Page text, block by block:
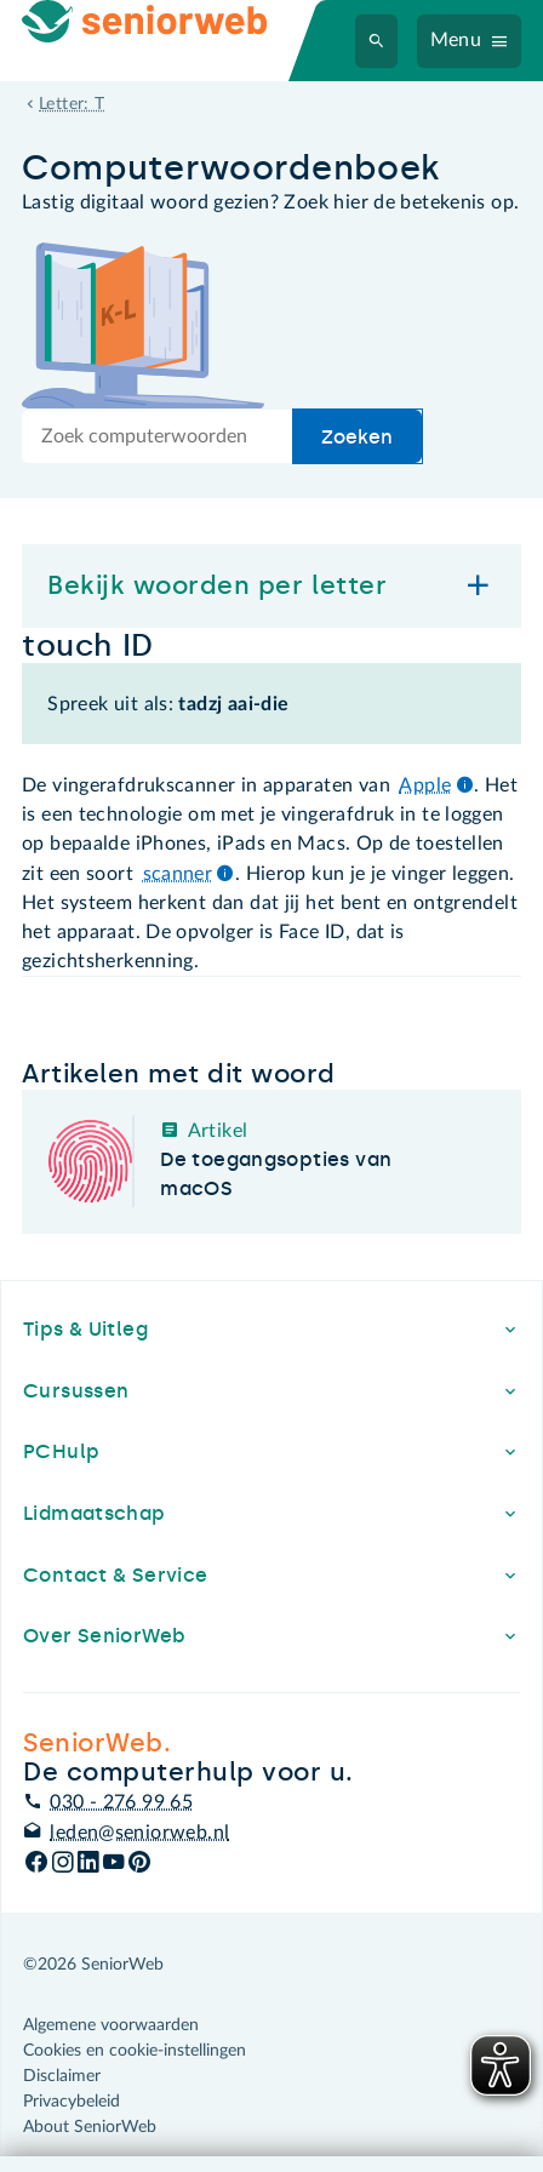
Menu
Letter: T
touch ID
Computer­woordenboek
Lastig digitaal woord gezien? Zoek hier de betekenis op.
Zoek
Zoeken
Bekijk woorden per letter
touch ID
Spreek uit als:tadzj aai-die
De vingerafdrukscanner in apparaten van Apple
. Het
is een technologie om met je vingerafdruk in te loggen
op bepaalde iPhones, iPads en Macs. Op de toestellen
zit een soort scanner
. Hierop kun je je vinger leggen.
Het systeem herkent dan dat jij het bent en ontgrendelt
het apparaat. De opvolger is Face ID, dat is
gezichtsherkenning.
Artikelen met dit woord
Artikel
De toegangsopties van
macOS
Tips & Uitleg
Cursussen
PCHulp
Lidmaatschap
Contact & Service
Over SeniorWeb
SeniorWeb.
De computerhulp voor u.
030 - 276 99 65
leden@seniorweb.nl
©2026 SeniorWeb
Algemene voorwaarden
Cookies en cookie-instellingen
Disclaimer
Privacybeleid
About SeniorWeb